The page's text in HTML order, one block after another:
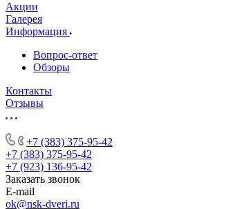
Акции
Галерея
Информация
Вопрос-ответ
Обзоры
Контакты
Отзывы
+7 (383) 375-95-42
+7 (383) 375-95-42
+7 (923) 136-95-42
Заказать звонок
E-mail
ok@nsk-dveri.ru